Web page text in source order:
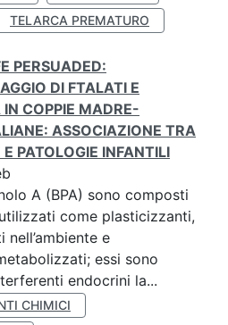
TELARCA PREMATURO
PERSUADED:
DI FTALATI E
IN COPPIE MADRE-
ASSOCIAZIONE TRA
E PATOLOGIE INFANTILI
A (BPA) sono composti
come plasticizzanti,
nell’ambiente e
essi sono
endocrini la...
CHIMICI